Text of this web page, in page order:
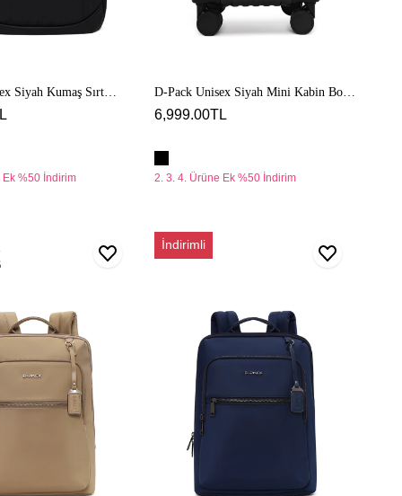
Siyah Kumaş Sırt
%50 İndirim
D-Pack Unisex Siyah Mini Kabin Boy
Valiz
6,999.00TL
2. 3. 4. Ürüne Ek %50 İndirim
İndirimli
D-
Pack
Çantası